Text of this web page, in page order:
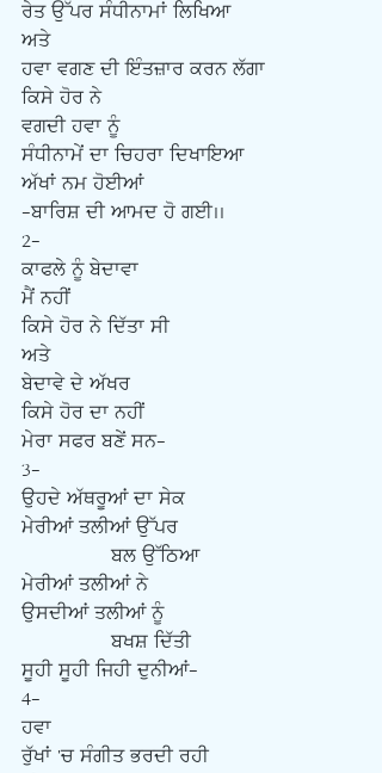
ਰੇਤ ਉੱਪਰ ਸੰਧੀਨਾਮਾਂ ਲਿਖਿਆ
ਅਤੇ
ਹਵਾ ਵਗਣ ਦੀ ਇੰਤਜ਼ਾਰ ਕਰਨ ਲੱਗਾ
ਕਿਸੇ ਹੋਰ ਨੇ
ਵਗਦੀ ਹਵਾ ਨੂੰ
ਸੰਧੀਨਾਮੇਂ ਦਾ ਚਿਹਰਾ ਦਿਖਾਇਆ
ਅੱਖਾਂ ਨਮ ਹੋਈਆਂ
-ਬਾਰਿਸ਼ ਦੀ ਆਮਦ ਹੋ ਗਈ..
2-
ਕਾਫਲੇ ਨੂੰ ਬੇਦਾਵਾ
ਮੈਂ ਨਹੀਂ
ਕਿਸੇ ਹੋਰ ਨੇ ਦਿੱਤਾ ਸੀ
ਅਤੇ
ਬੇਦਾਵੇ ਦੇ ਅੱਖਰ
ਕਿਸੇ ਹੋਰ ਦਾ ਨਹੀਂ
ਮੇਰਾ ਸਫਰ ਬਣੇਂ ਸਨ-
3-
ਉਹਦੇ ਅੱਥਰੂਆਂ ਦਾ ਸੇਕ
ਮੇਰੀਆਂ ਤਲੀਆਂ ਉੱਪਰ
               ਬਲ ਉੱਠਿਆ
ਮੇਰੀਆਂ ਤਲੀਆਂ ਨੇ
ਉਸਦੀਆਂ ਤਲੀਆਂ ਨੂੰ
               ਬਖਸ਼ ਦਿੱਤੀ
ਸੂਹੀ ਸੂਹੀ ਜਿਹੀ ਦੁਨੀਆਂ-
4-
ਹਵਾ
ਰੁੱਖਾਂ 'ਚ ਸੰਗੀਤ ਭਰਦੀ ਰਹੀ